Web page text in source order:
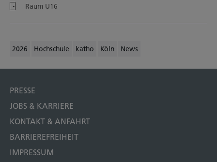
Raum U16
2026 Hochschule katho Köln News
PRESSE
JOBS & KARRIERE
KONTAKT & ANFAHRT
BARRIEREFREIHEIT
IMPRESSUM